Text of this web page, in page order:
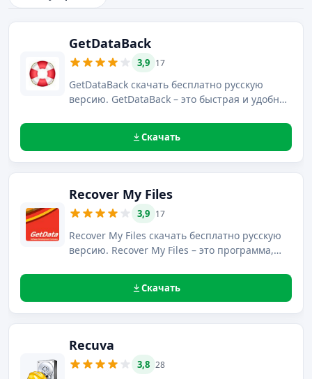
GetDataBack
3,9 17
GetDataBack скачать бесплатно русскую
версию. GetDataBack – это быстрая и удобная
отформатированных данных, находящихся
Скачать
Recover My Files
3,9 17
Recover My Files скачать бесплатно русскую
версию. Recover My Files – это программа,
форматирования или случайного удаления с
носителей.
Скачать
Recuva
3,8 28